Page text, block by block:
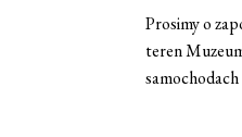
Prosimy o
teren